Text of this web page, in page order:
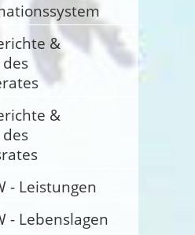
&
&
- Leistungen
- Lebenslagen